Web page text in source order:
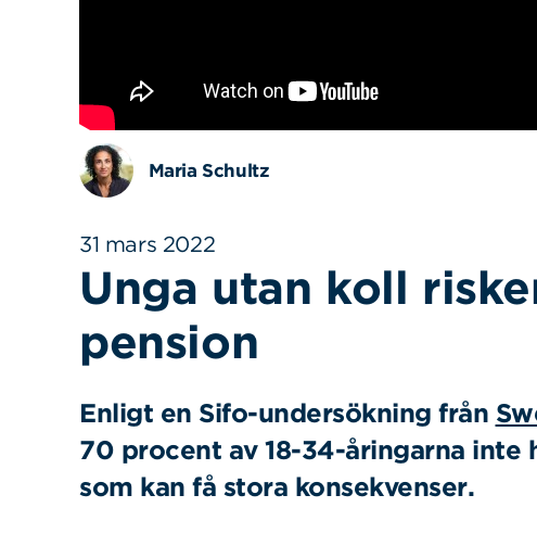
Maria Schultz
31 mars 2022
Unga utan koll
pension
Enligt en Sifo-undersökning från
70 procent av 18-34-åringarna inte
som kan få stora konsekvenser.